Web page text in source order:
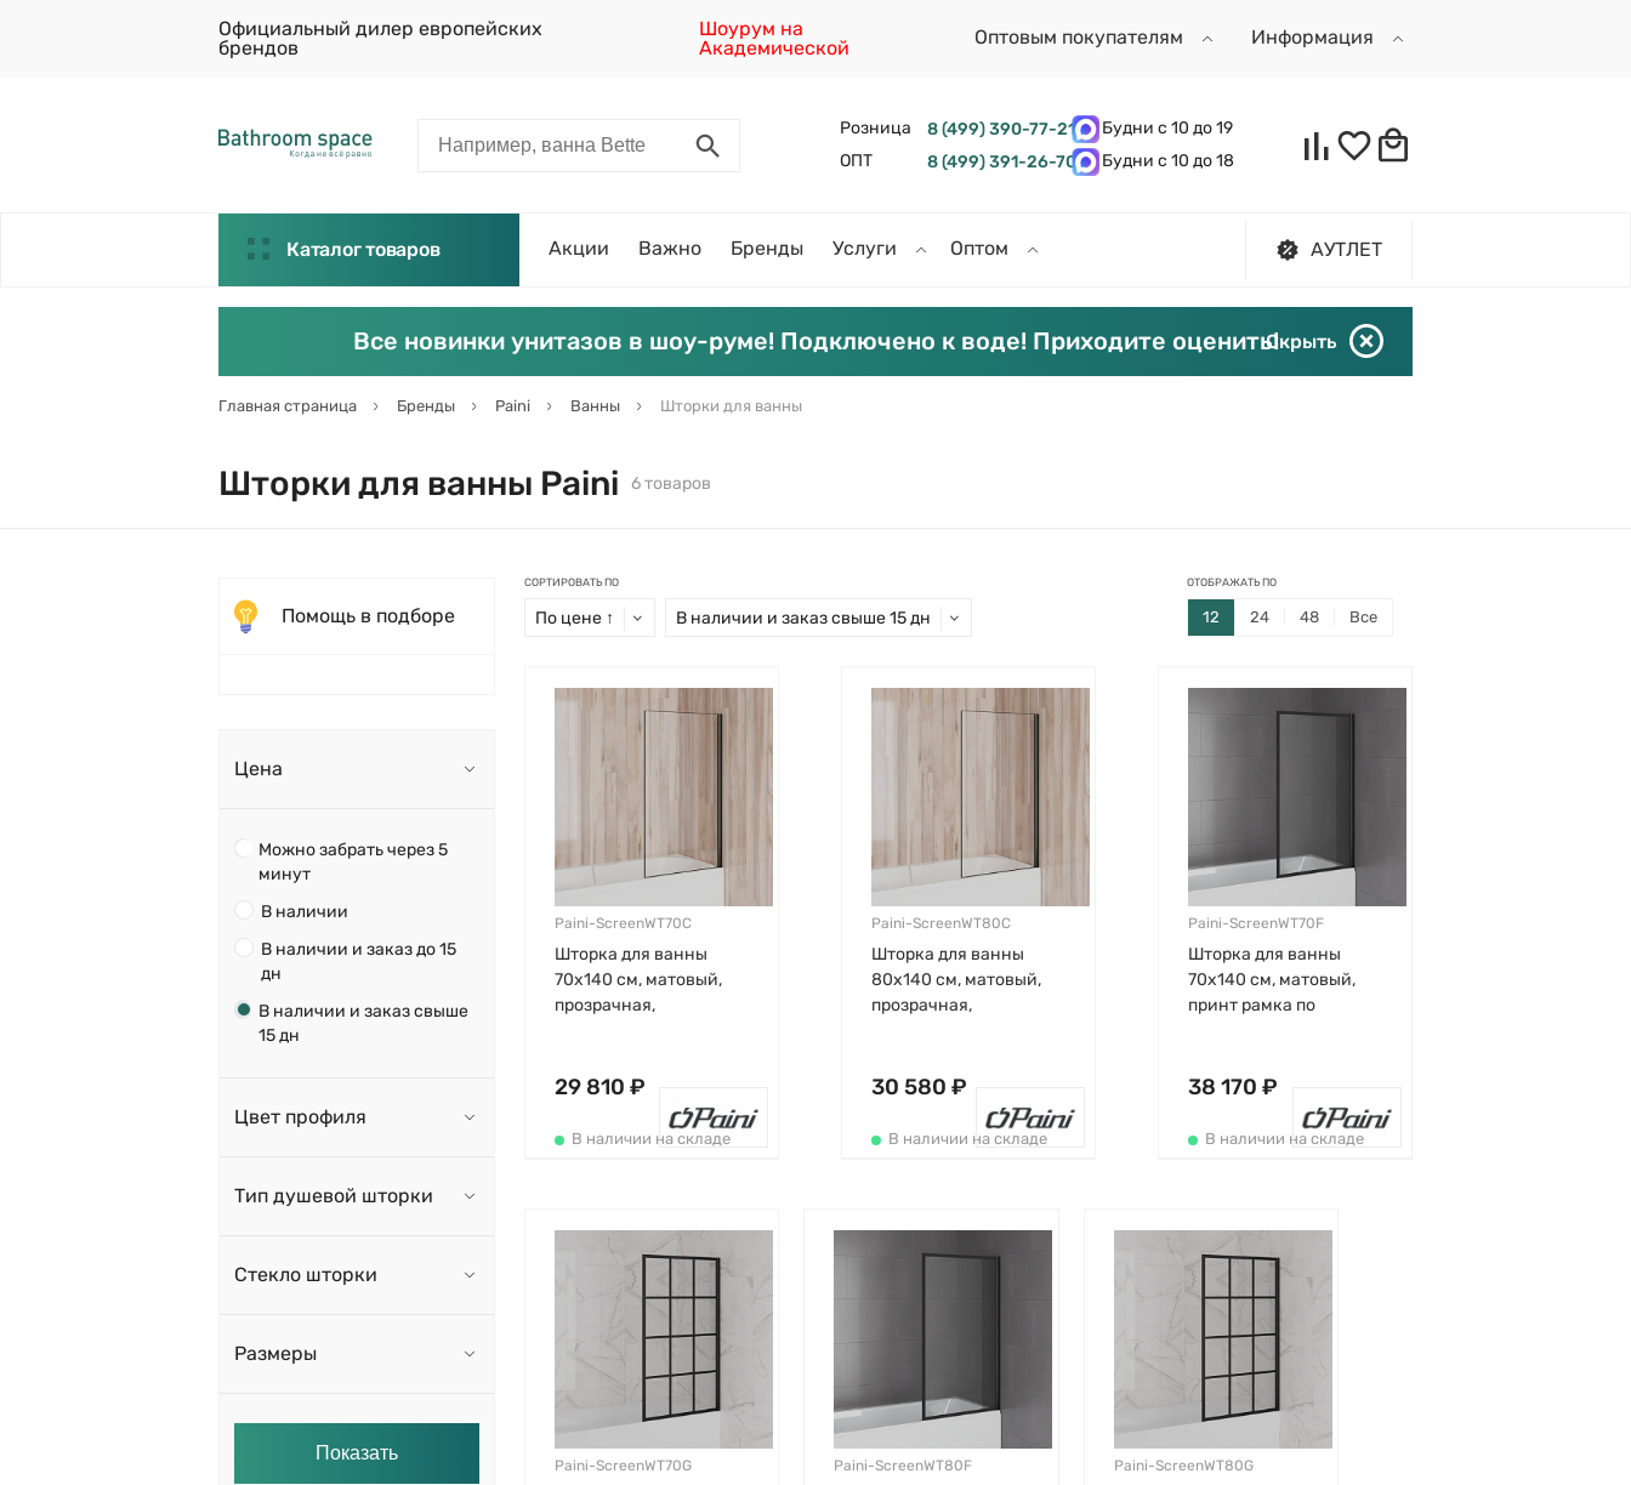
Официальный дилер европейских
брендов
Шоурум на
Академической
Оптовым покупателям Информация
Розница 8 (499) 390-77-21
Будни с 10 до 19
ОПТ
8 (499) 391-26-70 Будни с 10 до 18
Каталог товаров Акции Важно Бренды Услуги Оптом АУТЛЕТ
Все новинки унитазов в шоу-руме! Подключено к воде! Приходите оценить!Скрыть
Главная страница Бренды Paini Ванны Шторки для ванны
Шторки для ванны Paini 6 товаров
Помощь в подборе
Цена
Можно забрать через 5
минут
В наличии
В наличии и заказ до 15
дн
В наличии и заказ свыше
15 дн
Цвет профиля
Тип душевой шторки
Стекло шторки
Размеры
СОРТИРОВАТЬ ПО
По цене ↑ В наличии и заказ свыше 15 дн
ОТОБРАЖАТЬ ПО
12 24 48 Все
Paini-ScreenWT70C
Шторка для ванны
70х140 см, матовый,
прозрачная,
29 810 ₽
В наличии на складе
Paini-ScreenWT80C
Шторка для ванны
80х140 см, матовый,
прозрачная,
30 580 ₽
В наличии на складе
Paini-ScreenWT70F
Шторка для ванны
70х140 см, матовый,
принт рамка по
стационарная, черный
38 170 ₽
В наличии на складе
Paini-ScreenWT70G Paini-ScreenWT80F Paini-ScreenWT80G